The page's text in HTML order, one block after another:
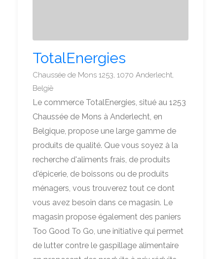
TotalEnergies
Chaussée de Mons 1253, 1070 Anderlecht,
België
Le commerce TotalEnergies, situé au 1253
Chaussée de Mons à Anderlecht, en
Belgique, propose une large gamme de
produits de qualité. Que vous soyez à la
recherche d'aliments frais, de produits
d'épicerie, de boissons ou de produits
ménagers, vous trouverez tout ce dont
vous avez besoin dans ce magasin. Le
magasin propose également des paniers
Too Good To Go, une initiative qui permet
de lutter contre le gaspillage alimentaire